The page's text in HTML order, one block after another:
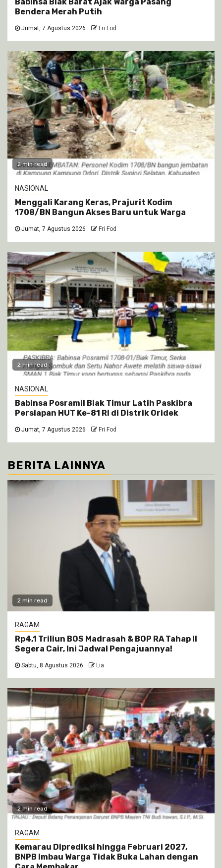
Bendera Merah Putih
Jumat, 7 Agustus 2026 Fri Fod
2 min read
NASIONAL
Menggali Karang Keras, Prajurit Kodim
1708/BN Bangun Akses Baru untuk Warga
Jumat, 7 Agustus 2026 Fri Fod
2 min read
NASIONAL
Babinsa Posramil Biak Timur Latih Paskibra
Persiapan HUT Ke-81 RI di Distrik Oridek
Jumat, 7 Agustus 2026 Fri Fod
BERITA LAINNYA
2 min read
RAGAM
Rp4,1 Triliun BOS Madrasah & BOP RA Tahap II
Segera Cair, Ini Jadwal Pengajuannya!
Sabtu, 8 Agustus 2026 Lia
2 min read
RAGAM
Kemarau Diprediksi hingga Februari 2027,
BNPB Imbau Warga Tidak Buka Lahan dengan